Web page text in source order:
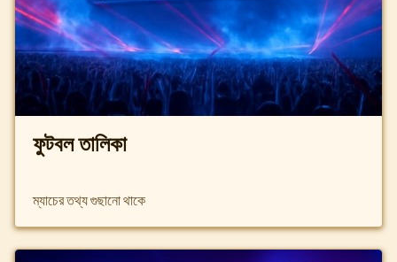
ফুটবল তালিকা
ম্যাচের তথ্য গুছানো থাকে